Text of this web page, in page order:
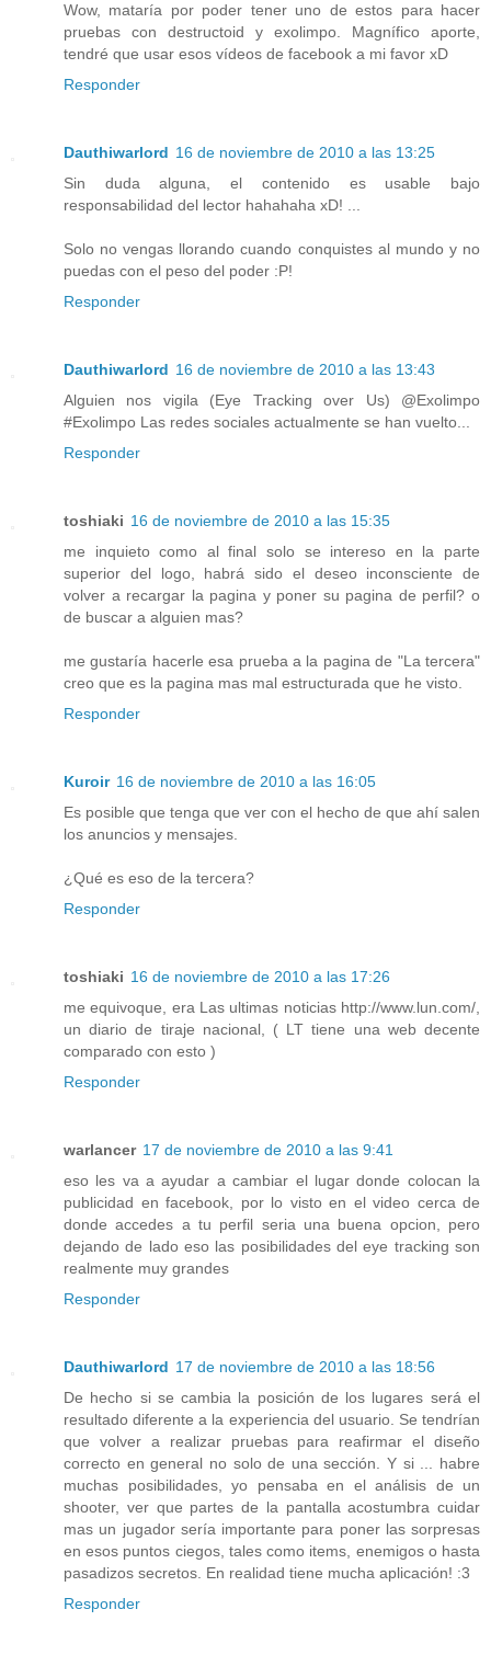
Wow, mataría por poder tener uno de estos para hacer
pruebas con destructoid y exolimpo. Magnífico aporte,
tendré que usar esos vídeos de facebook a mi favor xD
Responder
Dauthiwarlord 16 de noviembre de 2010 a las 13:25
Sin duda alguna, el contenido es usable bajo
responsabilidad del lector hahahaha xD! ...
Solo no vengas llorando cuando conquistes al mundo y no
puedas con el peso del poder :P!
Responder
Dauthiwarlord 16 de noviembre de 2010 a las 13:43
Alguien nos vigila (Eye Tracking over Us) @Exolimpo
#Exolimpo Las redes sociales actualmente se han vuelto...
Responder
toshiaki 16 de noviembre de 2010 a las 15:35
me inquieto como al final solo se intereso en la parte
superior del logo, habrá sido el deseo inconsciente de
volver a recargar la pagina y poner su pagina de perfil? o
de buscar a alguien mas?
me gustaría hacerle esa prueba a la pagina de "La tercera"
creo que es la pagina mas mal estructurada que he visto.
Responder
Kuroir 16 de noviembre de 2010 a las 16:05
Es posible que tenga que ver con el hecho de que ahí salen
los anuncios y mensajes.
¿Qué es eso de la tercera?
Responder
toshiaki 16 de noviembre de 2010 a las 17:26
me equivoque, era Las ultimas noticias http://www.lun.com/,
un diario de tiraje nacional, ( LT tiene una web decente
comparado con esto )
Responder
warlancer 17 de noviembre de 2010 a las 9:41
eso les va a ayudar a cambiar el lugar donde colocan la
publicidad en facebook, por lo visto en el video cerca de
donde accedes a tu perfil seria una buena opcion, pero
dejando de lado eso las posibilidades del eye tracking son
realmente muy grandes
Responder
Dauthiwarlord 17 de noviembre de 2010 a las 18:56
De hecho si se cambia la posición de los lugares será el
resultado diferente a la experiencia del usuario. Se tendrían
que volver a realizar pruebas para reafirmar el diseño
correcto en general no solo de una sección. Y si ... habre
muchas posibilidades, yo pensaba en el análisis de un
shooter, ver que partes de la pantalla acostumbra cuidar
mas un jugador sería importante para poner las sorpresas
en esos puntos ciegos, tales como items, enemigos o hasta
pasadizos secretos. En realidad tiene mucha aplicación! :3
Responder